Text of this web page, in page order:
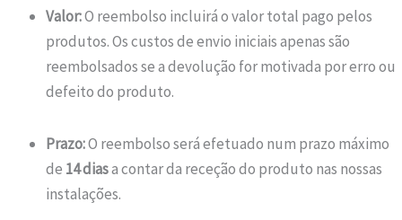
Valor:O reembolso incluirá o valor total pago pelos
produtos. Os custos de envio iniciais apenas são
reembolsados se a devolução for motivada por erro ou
defeito do produto.
Prazo:O reembolso será efetuado num prazo máximo
de 14 diasa contar da receção do produto nas nossas
instalações.